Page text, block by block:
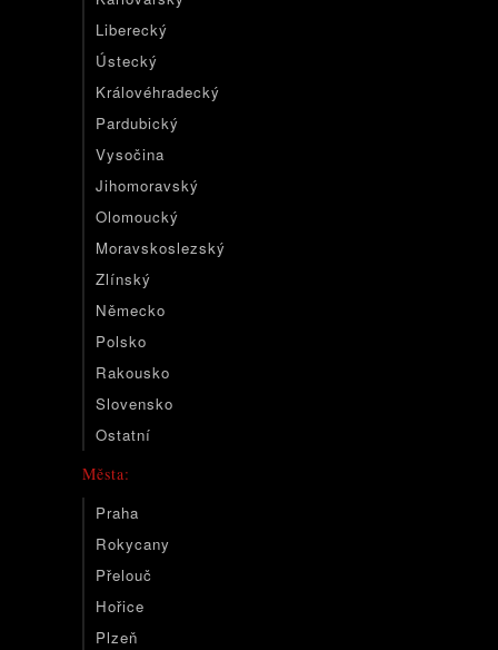
Liberecký
Ústecký
Královéhradecký
Pardubický
Vysočina
Jihomoravský
Olomoucký
Moravskoslezský
Zlínský
Německo
Polsko
Rakousko
Slovensko
Ostatní
Města:
Praha
Rokycany
Přelouč
Hořice
Plzeň